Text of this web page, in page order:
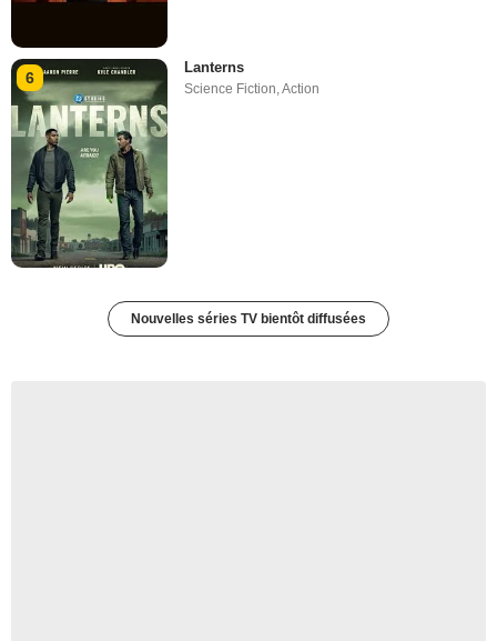
6
Lanterns
Science Fiction,Action
Nouvelles séries TV bientôt diffusées